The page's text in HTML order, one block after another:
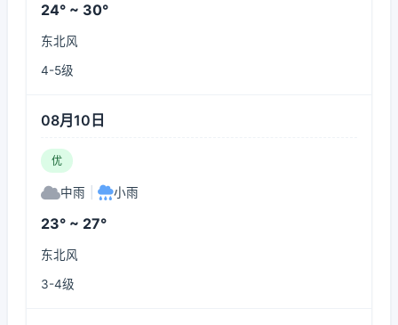
24° ~ 30°
东北风
4-5级
08月10日
优
中雨 小雨
23° ~ 27°
东北风
3-4级